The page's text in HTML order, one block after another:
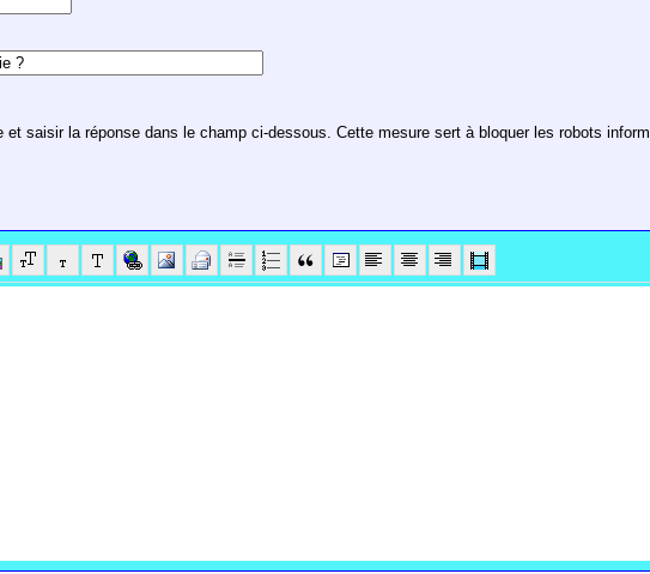
et saisir la réponse dans le champ ci-dessous. Cette mesure sert à bloquer les robots